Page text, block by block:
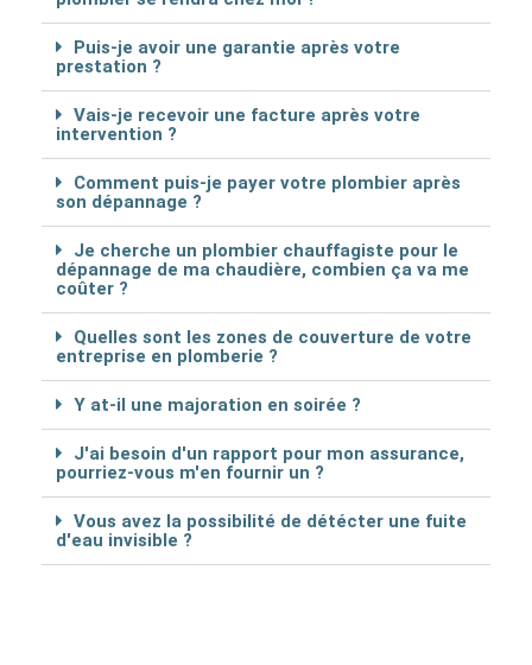
Puis-je avoir une garantie après votre
prestation ?
Vais-je recevoir une facture après votre
intervention ?
Comment puis-je payer votre plombier après
son dépannage ?
Je cherche un plombier chauffagiste pour le
dépannage de ma chaudière, combien ça va me
coûter ?
Quelles sont les zones de couverture de votre
entreprise en plomberie ?
Y at-il une majoration en soirée ?
J'ai besoin d'un rapport pour mon assurance,
pourriez-vous m'en fournir un ?
Vous avez la possibilité de détécter une fuite
d'eau invisible ?